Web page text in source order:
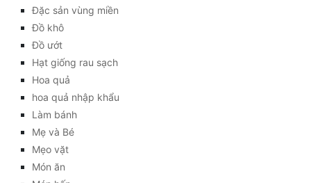
Đặc sản vùng miền
Đồ khô
Đồ ướt
Hạt giống rau sạch
Hoa quả
hoa quả nhập khẩu
Làm bánh
Mẹ và Bé
Mẹo vặt
Món ăn